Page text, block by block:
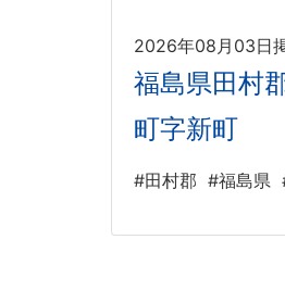
2026年08月03日
福島県田村
町字新町
#田村郡 #福島県